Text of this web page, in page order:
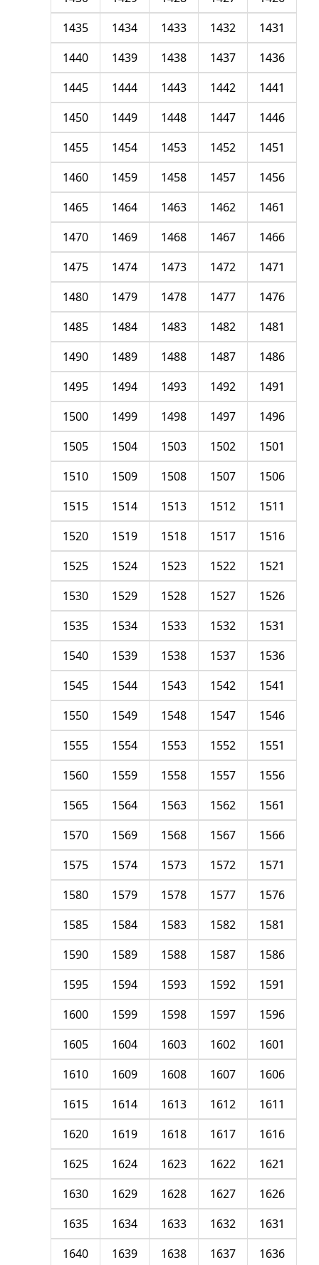
1431
1432
1433
1434
1435
1436
1437
1438
1439
1440
1441
1442
1443
1444
1445
1446
1447
1448
1449
1450
1451
1452
1453
1454
1455
1456
1457
1458
1459
1460
1461
1462
1463
1464
1465
1466
1467
1468
1469
1470
1471
1472
1473
1474
1475
1476
1477
1478
1479
1480
1481
1482
1483
1484
1485
1486
1487
1488
1489
1490
1491
1492
1493
1494
1495
1496
1497
1498
1499
1500
1501
1502
1503
1504
1505
1506
1507
1508
1509
1510
1511
1512
1513
1514
1515
1516
1517
1518
1519
1520
1521
1522
1523
1524
1525
1526
1527
1528
1529
1530
1531
1532
1533
1534
1535
1536
1537
1538
1539
1540
1541
1542
1543
1544
1545
1546
1547
1548
1549
1550
1551
1552
1553
1554
1555
1556
1557
1558
1559
1560
1561
1562
1563
1564
1565
1566
1567
1568
1569
1570
1571
1572
1573
1574
1575
1576
1577
1578
1579
1580
1581
1582
1583
1584
1585
1586
1587
1588
1589
1590
1591
1592
1593
1594
1595
1596
1597
1598
1599
1600
1601
1602
1603
1604
1605
1606
1607
1608
1609
1610
1611
1612
1613
1614
1615
1616
1617
1618
1619
1620
1621
1622
1623
1624
1625
1626
1627
1628
1629
1630
1631
1632
1633
1634
1635
1636
1637
1638
1639
1640